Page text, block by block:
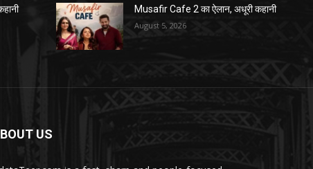
Musafir Cafe 2 का ऐलान, अधूरी कहानी
August 5, 2026
US